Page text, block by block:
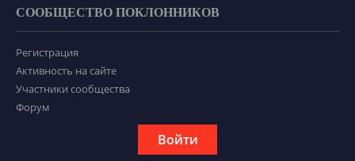
СООБЩЕСТВО ПОКЛОННИКОВ
Регистрация
Активность на сайте
Участники сообщества
Форум
Войти